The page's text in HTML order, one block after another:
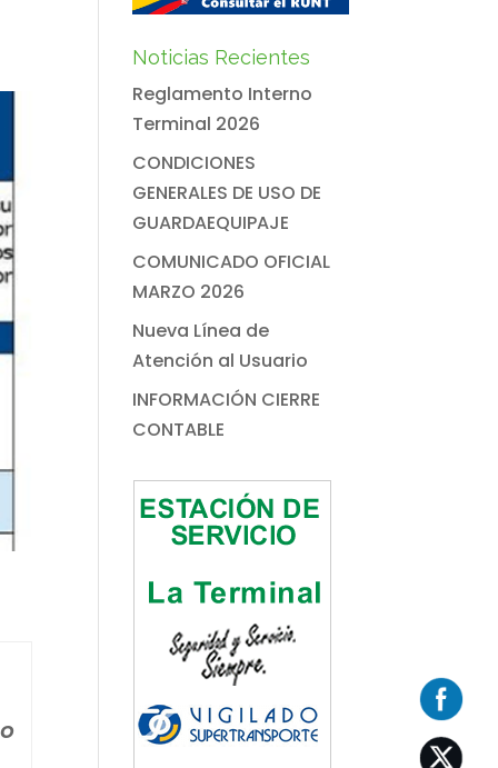
Noticias Recientes
Reglamento Interno
Terminal 2026
CONDICIONES
GENERALES DE USO DE
GUARDAEQUIPAJE
COMUNICADO OFICIAL
MARZO 2026
Nueva Línea de
Atención al Usuario
INFORMACIÓN CIERRE
CONTABLE